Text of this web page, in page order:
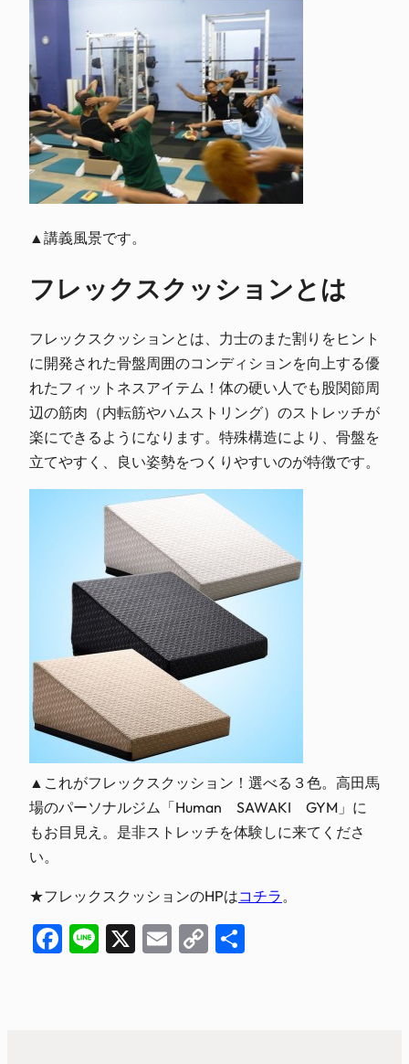
▲講義風景です。
フレックスクッションとは
フレックスクッションとは、力士のまた割りをヒント
に開発された骨盤周囲のコンディションを向上する優
れたフィットネスアイテム！体の硬い人でも股関節周
辺の筋肉（内転筋やハムストリング）のストレッチが
楽にできるようになります。特殊構造により、骨盤を
立てやすく、良い姿勢をつくりやすいのが特徴です。
▲これがフレックスクッション！選べる３色。高田馬
場のパーソナルジム「Human SAWAKI GYM」に
もお目見え。是非ストレッチを体験しに来てくださ
い。
★フレックスクッションのHPはコチラ。
Facebook
Line
X EmailCopy